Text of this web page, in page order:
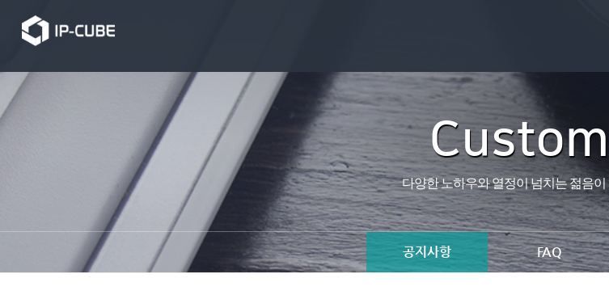
다양한 노하우와 열정이 넘치는 젊음이
공지사항 FAQ